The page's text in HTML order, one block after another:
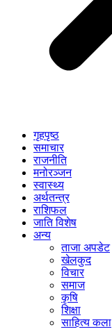
गृहपृष्ठ
समाचार
राजनीति
मनोरञ्जन
स्वास्थ्य
अर्थतन्त्र
राशिफल
जाति विशेष
अन्य
ताजा अपडेट
खेलकुद
विचार
समाज
कृषि
शिक्षा
साहित्य कला